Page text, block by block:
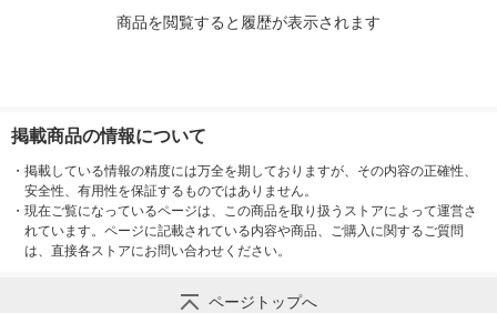
商品を閲覧すると履歴が表示されます
掲載商品の情報について
・ 掲載している情報の精度には万全を期しておりますが、その内容の正確性、
安全性、有用性を保証するものではありません。
・ 現在ご覧になっているページは、この商品を取り扱うストアによって運営さ
れています。ページに記載されている内容や商品、ご購入に関するご質問
は、直接各ストアにお問い合わせください。
ページトップへ